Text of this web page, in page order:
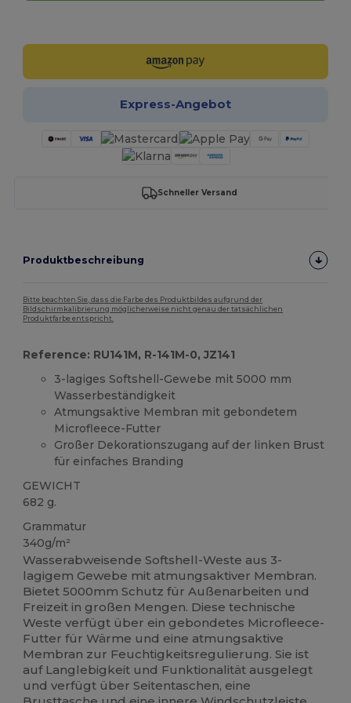
Express-Angebot
Schneller Versand
Produktbeschreibung
Bitte beachten Sie, dass die Farbe des Produktbildes aufgrund der
Bildschirmkalibrierung möglicherweise nicht genau der tatsächlichen
Produktfarbe entspricht.
Reference: RU141M, R-141M-0, JZ141
3-lagiges Softshell-Gewebe mit 5000 mm
Wasserbeständigkeit
Atmungsaktive Membran mit gebondetem
Microfleece-Futter
Großer Dekorationszugang auf der linken Brust
für einfaches Branding
GEWICHT
682 g.
Grammatur
340g/m²
Wasserabweisende Softshell-Weste aus 3-
lagigem Gewebe mit atmungsaktiver Membran.
Bietet 5000mm Schutz für Außenarbeiten und
Freizeit in großen Mengen. Diese technische
Weste verfügt über ein gebondetes Microfleece-
Futter für Wärme und eine atmungsaktive
Membran zur Feuchtigkeitsregulierung. Sie ist
auf Langlebigkeit und Funktionalität ausgelegt
und verfügt über Seitentaschen, eine